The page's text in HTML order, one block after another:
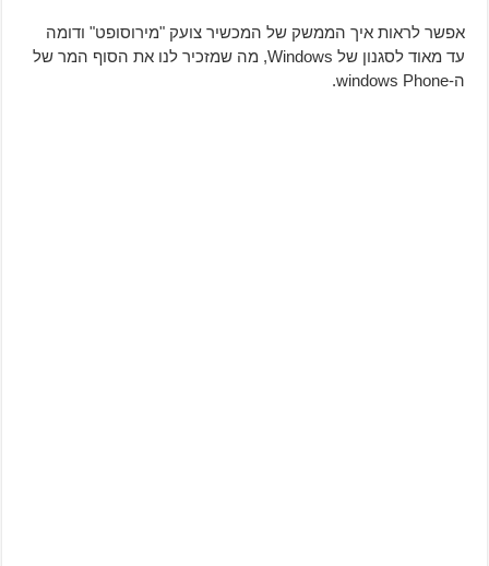
אפשר לראות איך הממשק של המכשיר צועק "מירוסופט" ודומה
עד מאוד לסגנון של Windows, מה שמזכיר לנו את הסוף המר של
ה-windows Phone.